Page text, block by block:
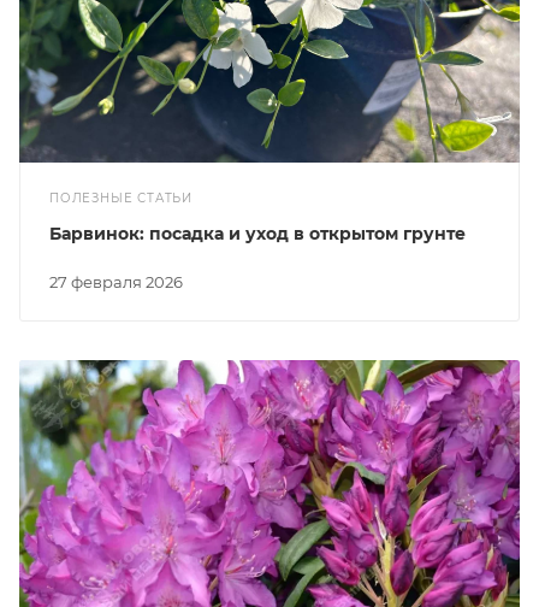
ПОЛЕЗНЫЕ СТАТЬИ
27 февраля 2026
Барвинок: посадка и уход в открытом грунте